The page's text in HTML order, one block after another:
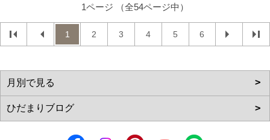
1ページ （全54ページ中）
1 2 3 4 5 6